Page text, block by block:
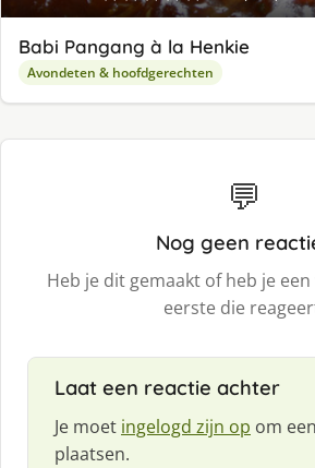
Babi Pangang à la Henkie
Avondeten & hoofdgerechten
💬
Nog geen
Heb je dit gemaakt of heb je een
eerste die
Laat een reactie achter
Je moet ingelogd zijn op om
plaatsen.